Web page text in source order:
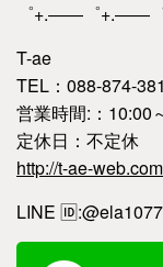
゜+.――゜
T-ae
TEL：088-874-
営業時間:：10:00
定休日：不定休
http://t-ae-web.com
LINE 🆔